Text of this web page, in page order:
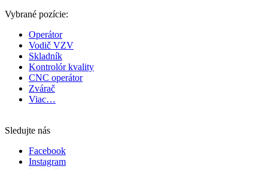
Vybrané pozície:
Operátor
Vodič VZV
Skladník
Kontrolór kvality
CNC operátor
Zvárač
Viac…
Sledujte nás
Facebook
Instagram